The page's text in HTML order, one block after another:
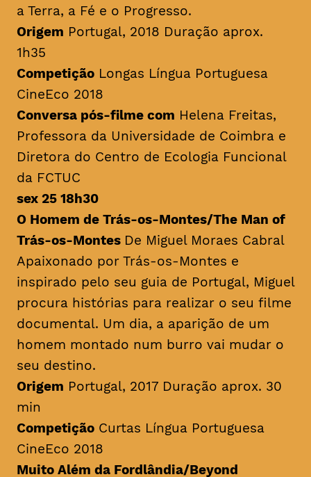
a Terra, a Fé e o Progresso.
Origem Portugal, 2018 Duração aprox.
1h35
CompetiçãoLongas Língua Portuguesa
CineEco 2018
Conversa pós-filme com Helena Freitas,
Professora da Universidade de Coimbra e
Diretora do Centro de Ecologia Funcional
da FCTUC
sex 25 18h30
O Homem de Trás-os-Montes/The Man of
Trás-os-Montes De Miguel Moraes Cabral
Apaixonado por Trás-os-Montes e
inspirado pelo seu guia de Portugal, Miguel
procura histórias para realizar o seu filme
documental. Um dia, a aparição de um
homem montado num burro vai mudar o
seu destino.
Origem Portugal, 2017 Duração aprox. 30
min
CompetiçãoCurtas Língua Portuguesa
CineEco 2018
Muito Além da Fordlândia/Beyond